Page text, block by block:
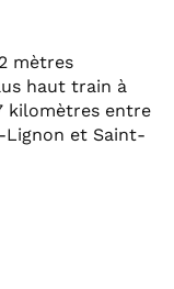
mètres
haut train à
kilomètres entre
Lignon et Saint-